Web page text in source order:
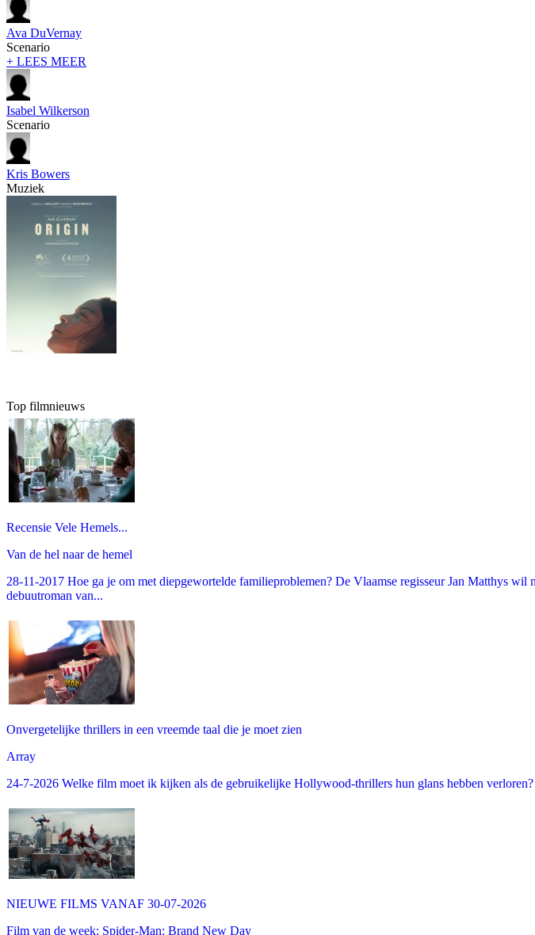
Ava DuVernay
Scenario
+ LEES MEER
Isabel Wilkerson
Scenario
Kris Bowers
Muziek
Top filmnieuws
Recensie Vele Hemels...
Van de hel naar de hemel
28-11-2017 Hoe ga je om met diepgewortelde familieproblemen? De Vlaamse regisseur Jan Matthys
debuutroman van...
Onvergetelijke thrillers in een vreemde taal die je moet zien
Array
24-7-2026 Welke film moet ik kijken als de gebruikelijke Hollywood-thrillers hun glans hebben
NIEUWE FILMS VANAF 30-07-2026
Film van de week: Spider-Man: Brand New Day